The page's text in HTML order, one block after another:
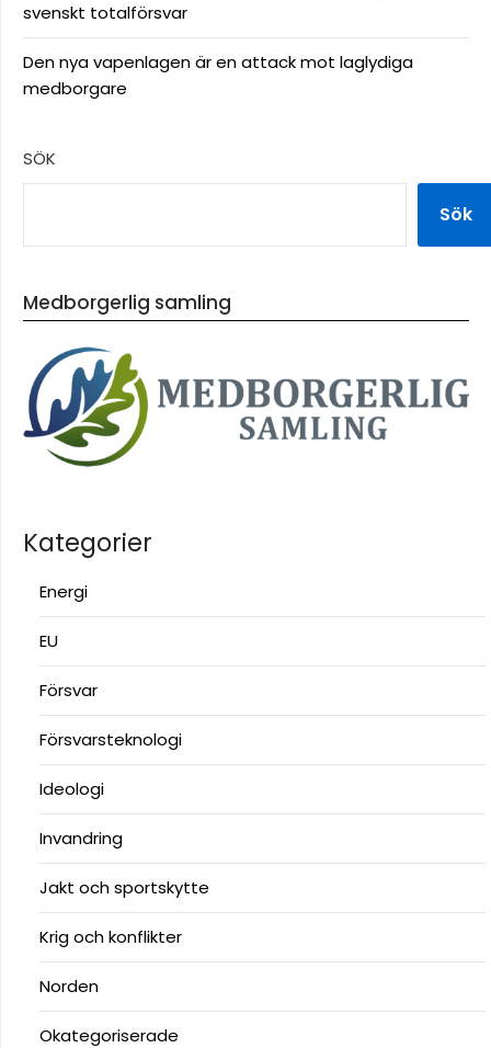
svenskt totalförsvar
Den nya vapenlagen är en attack mot laglydiga
medborgare
SÖK
Sök
Medborgerlig samling
Kategorier
Energi
EU
Försvar
Försvarsteknologi
Ideologi
Invandring
Jakt och sportskytte
Krig och konflikter
Norden
Okategoriserade